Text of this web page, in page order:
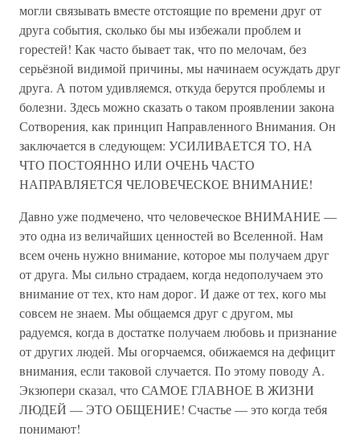
могли связывать вместе отстоящие по времени друг от
друга события, сколько бы мы избежали проблем и
горестей! Как часто бывает так, что по мелочам, без
серьёзной видимой причины, мы начинаем осуждать друг
друга. А потом удивляемся, откуда берутся проблемы и
болезни. Здесь можно сказать о таком проявлении закона
Сотворения, как принцип Направленного Внимания. Он
заключается в следующем: УСИЛИВАЕТСЯ ТО, НА
ЧТО ПОСТОЯННО ИЛИ ОЧЕНЬ ЧАСТО
НАПРАВЛЯЕТСЯ ЧЕЛОВЕЧЕСКОЕ ВНИМАНИЕ!
Давно уже подмечено, что человеческое ВНИМАНИЕ —
это одна из величайших ценностей во Вселенной. Нам
всем очень нужно внимание, которое мы получаем друг
от друга. Мы сильно страдаем, когда недополучаем это
внимание от тех, кто нам дорог. И даже от тех, кого мы
совсем не знаем. Мы общаемся друг с другом, мы
радуемся, когда в достатке получаем любовь и признание
от других людей. Мы огорчаемся, обижаемся на дефицит
внимания, если таковой случается. По этому поводу А.
Экзюпери сказал, что САМОЕ ГЛАВНОЕ В ЖИЗНИ
ЛЮДЕЙ — ЭТО ОБЩЕНИЕ! Счастье — это когда тебя
понимают!